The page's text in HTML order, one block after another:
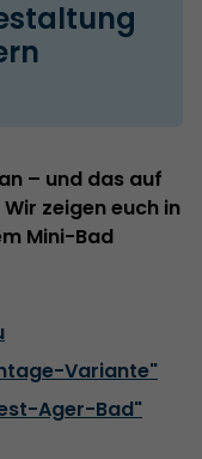
– und das auf
zeigen euch in
Mini-Bad
Variante"
Ager-Bad"